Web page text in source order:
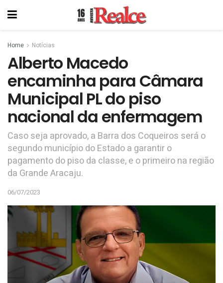
Home Notícias
Alberto Macedo
encaminha para Câmara
Municipal PL do piso
nacional da enfermagem
Caso seja aprovado, a Barra dos Coqueiros será o
segundo município do Estado a garantir o
pagamento do piso da classe, e o primeiro na região
da Grande Aracaju.
06/07/2023